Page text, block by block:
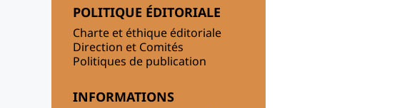
POLITIQUE ÉDITORIALE
Charte et éthique éditoriale
Direction et Comités
Politiques de publication
INFORMATIONS